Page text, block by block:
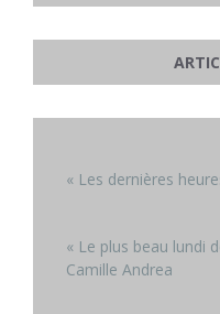
« Les dernières
« Le plus beau lundi
Camille Andrea